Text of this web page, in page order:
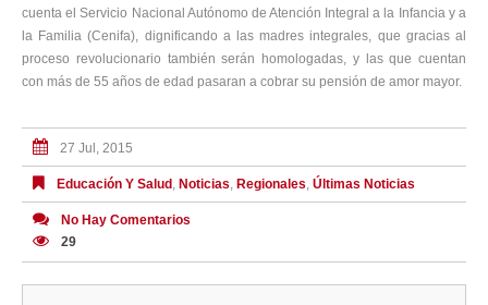
cuenta el Servicio Nacional Autónomo de Atención Integral a la Infancia y a
la Familia (Cenifa), dignificando a las madres integrales, que gracias al
proceso revolucionario también serán homologadas, y las que cuentan
con más de 55 años de edad pasaran a cobrar su pensión de amor mayor.
27 Jul, 2015
Educación Y Salud , Noticias, Regionales, Últimas Noticias
No Hay Comentarios
29